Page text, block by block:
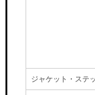
ジャケット・ステ